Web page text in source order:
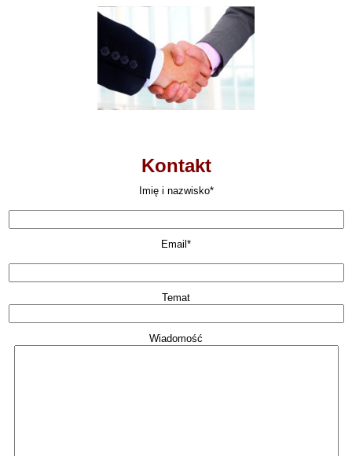
Kontakt
Imię i nazwisko*
Email*
Temat
Wiadomość